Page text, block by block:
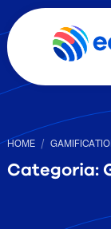
HOME
Categoria: